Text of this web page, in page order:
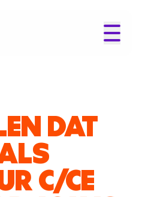
DAT
C/CE